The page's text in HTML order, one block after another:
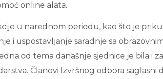
online alata.
u narednom periodu, kao što je
i uspostavljanje saradnje sa
od tema današnje sjednice je bila i
Članovi Izvršnog odbora saglasni